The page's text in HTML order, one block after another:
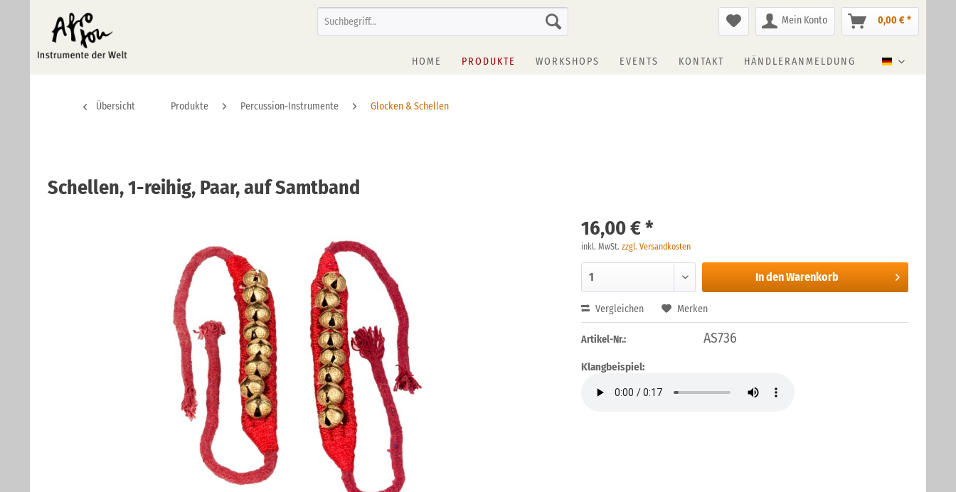
Mein Konto 0,00 € *
Deutsch
HOME PRODUKTE WORKSHOPS EVENTS KONTAKT HÄNDLERANMELDUNG
Übersicht Produkte Percussion-Instrumente Glocken & Schellen
Schellen, 1-reihig, Paar, auf Samtband
16,00 € *
inkl. MwSt.zzgl. Versandkosten
In denWarenkorb
Vergleichen Merken
Artikel-Nr.: AS736
Klangbeispiel: